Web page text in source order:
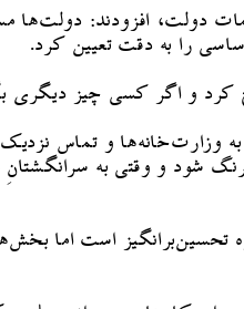
دولت، افزودند: دولت‌ها
را به دقت تعیین کرد.
کرد و اگر کسی چیز
وزارت‌خانه‌ها و تماس نزدیک
شود و وقتی به
تحسین‌برانگیز است اما